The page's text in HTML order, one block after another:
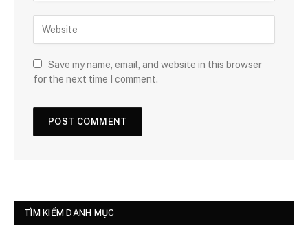
Save my name, email, and website in this browser
for the next time I comment.
TÌM KIẾM DANH MỤC